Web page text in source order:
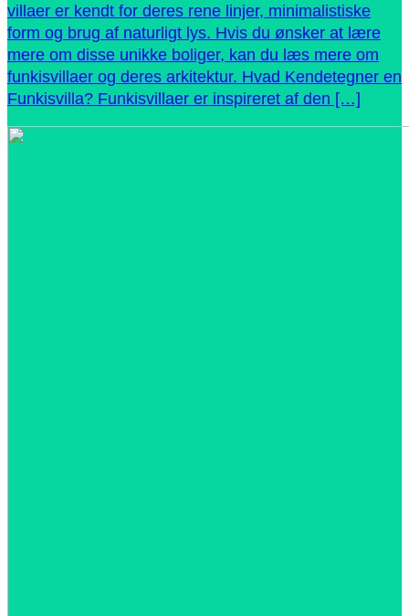
villaer er kendt for deres rene linjer, minimalistiske
form og brug af naturligt lys. Hvis du ønsker at lære
mere om disse unikke boliger, kan du læs mere om
funkisvillaer og deres arkitektur. Hvad Kendetegner en
Funkisvilla? Funkisvillaer er inspireret af den […]